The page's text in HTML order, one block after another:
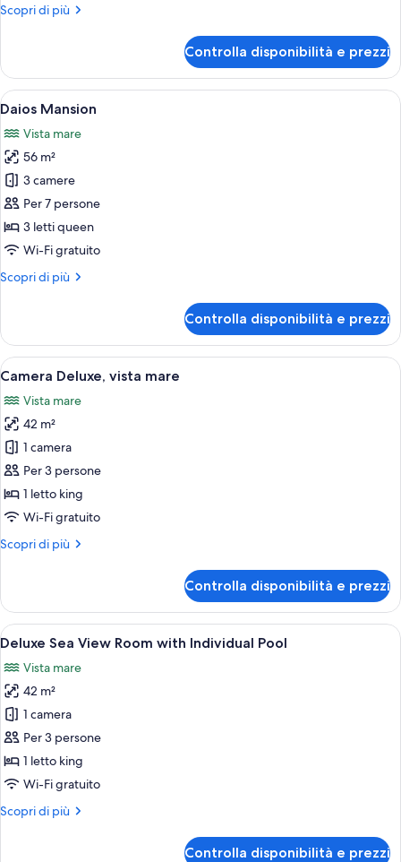
View
Pool
(The
Scopri di più
Altri
Suite
Sea
View
Private
Pool
(The
Collection)
Controlla disponibilità e prezzi
Apri
tutte
le
foto
per
Daios
Mansion
18
Daios Mansion
Vista mare
56 m²
3 camere
Per 7 persone
3 letti queen
Wi-Fi gratuito
Scopri di più
Altri
Mansion
Controlla disponibilità e prezzi
Apri
tutte
le
foto
per
Camera
Deluxe,
vista
Una camera d'albergo moderna
6
Camera Deluxe, vista mare
Vista mare
42 m²
1 camera
Per 3 persone
1 letto king
Wi-Fi gratuito
Scopri di più
Altri
Deluxe,
vista
mare
Controlla disponibilità e prezzi
Apri
tutte
le
foto
per
Deluxe
Sea
View
with
Una camera d'albergo moderna
9
Deluxe Sea View Room with Individual Pool
Vista mare
42 m²
1 camera
Per 3 persone
1 letto king
Wi-Fi gratuito
Scopri di più
Altri
Controlla disponibilità e prezzi